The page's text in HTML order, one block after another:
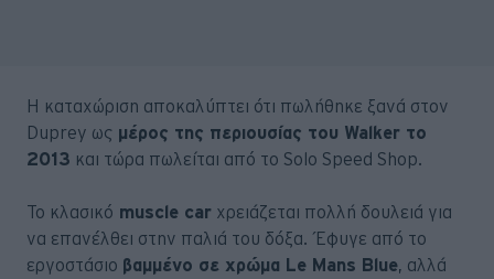
Η καταχώριση αποκαλύπτει ότι πωλήθηκε ξανά στον
Duprey ως μέρος της περιουσίας του Walker το
2013 και τώρα πωλείται από το Solo Speed Shop.
Το κλασικό muscle car χρειάζεται πολλή δουλειά για
να επανέλθει στην παλιά του δόξα. Έφυγε από το
εργοστάσιο βαμμένο σε χρώμα Le Mans Blue, αλλά